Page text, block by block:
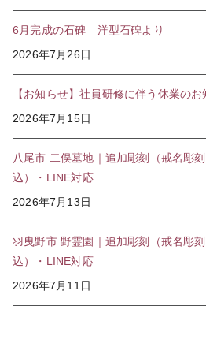
6月完成の石碑 洋型石碑より
2026年7月26日
【お知らせ】社員研修に伴う休業のお
2026年7月15日
八尾市 二俣墓地｜追加彫刻（戒名彫
込）・LINE対応
2026年7月13日
羽曳野市 野霊園｜追加彫刻（戒名彫
込）・LINE対応
2026年7月11日